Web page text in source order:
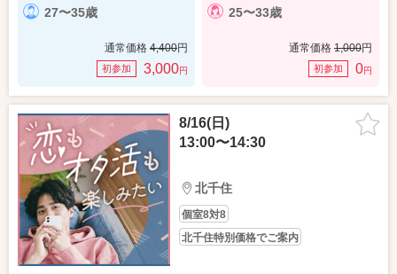
27〜35歳
通常価格 4,400円
初参加 3,000円
25〜33歳
通常価格 1,000円
初参加 0円
8/16(日)
13:00〜14:30
北千住
個室8対8
北千住特別価格でご案内